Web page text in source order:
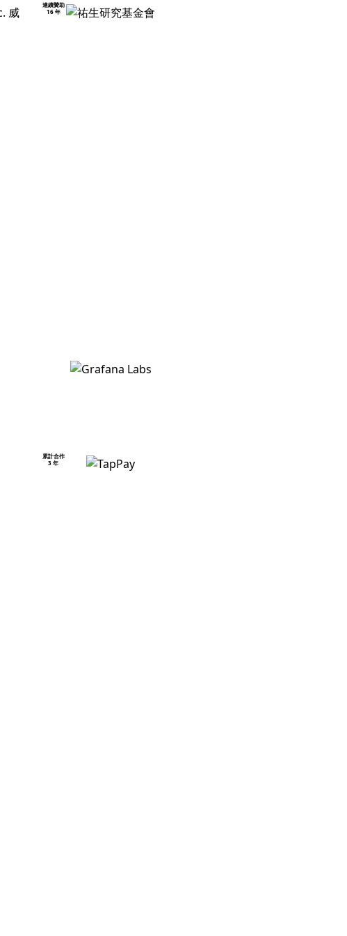
連續贊助
16 年
累計合作
3 年